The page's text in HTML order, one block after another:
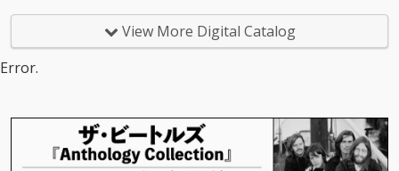
らも大森靖子の描くか
ブ」、盟友・の子（神
聖かまってちゃん）と
収録したフルアルバム
「THIS IS JAPANESE GI
RL」をデビュー日であ
（神聖かまってちゃ
ん）との共作楽曲。
View More Digital Catalog
Error.